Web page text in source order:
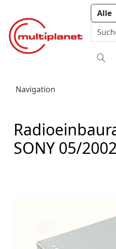
Navigation
SONY 05/